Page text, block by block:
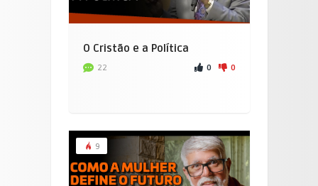
O Cristão e a Política
22 0 0
9